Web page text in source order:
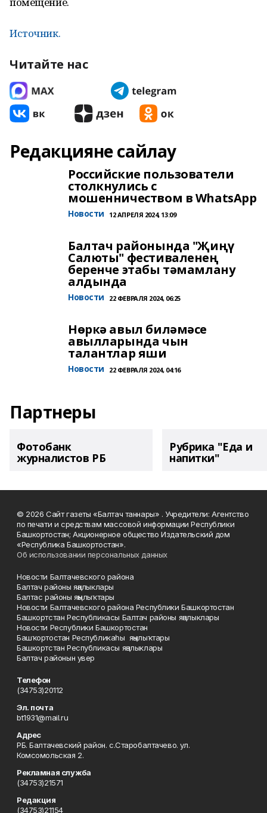
Источник.
Читайте нас
Редакцияне сайлау
Российские пользователи
столкнулись с
мошенничеством в WhatsApp
Новости 12 АПРЕЛЯ 2024, 13:09
Балтач районында "Җиңү
Салюты" фестиваленең
беренче этабы тәмамлану
алдында
Новости 22 ФЕВРАЛЯ 2024, 06:25
Нөркә авыл биләмәсе
авылларында чын
талантлар яши
Новости 22 ФЕВРАЛЯ 2024, 04:16
Партнеры
Фотобанк
журналистов РБ
Рубрика "Еда и
напитки"
© 2026 Сайт газеты «Балтач таннары» . Учредители: Агентство
по печати и средствам массовой информации Республики
Башкортостан; Акционерное общество Издательский дом
«Республика Башкортостан».
Об использовании персональных данных
Новости Балтачевского района
Балтач районы яңалыклары
Балтас районы яңылыҡтары
Новости Балтачевского района Республики Башкортостан
Башкортстан Республикасы Балтач районы яңалыклары
Новости Республики Башкортостан
Башҡортостан Республикаһы яңылыҡтары
Башкортстан Республикасы яңалыклары
Балтач районын увер
Телефон
(34753)20112
Эл. почта
bt1931@mail.ru
Адрес
РБ. Балтачевский район. с.Старобалтачево. ул.
Комсомольская 2.
Рекламная служба
(34753)21571
Редакция
(34753)21154